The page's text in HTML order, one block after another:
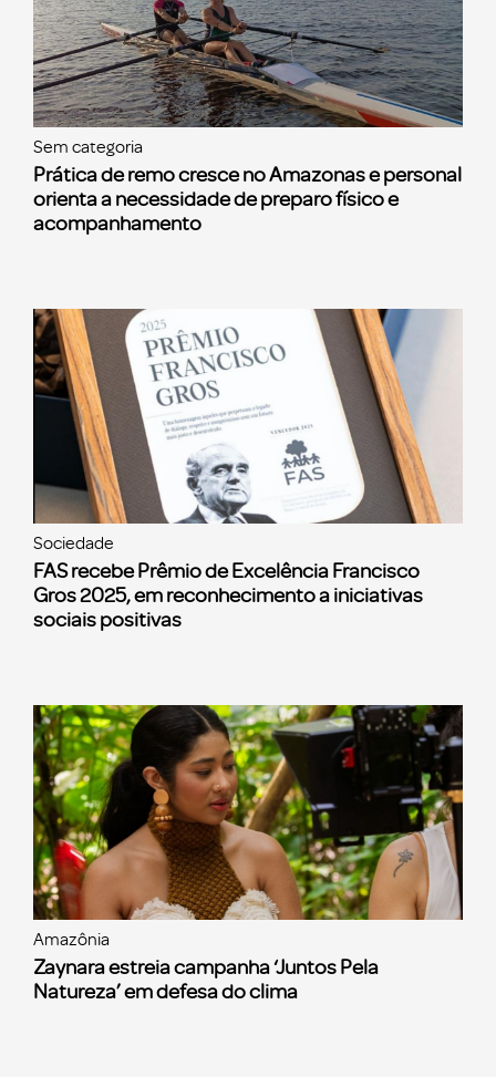
Sem categoria
Prática de remo cresce no Amazonas e personal
orienta a necessidade de preparo físico e
acompanhamento
Sociedade
FAS recebe Prêmio de Excelência Francisco
Gros 2025, em reconhecimento a iniciativas
sociais positivas
Amazônia
Zaynara estreia campanha ‘Juntos Pela
Natureza’ em defesa do clima